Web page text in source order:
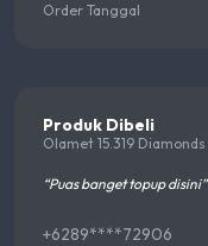
Order Tanggal
Produk Dibeli
Olamet 15.319 Diamonds
“Puas banget topup disini”
+6289****72906